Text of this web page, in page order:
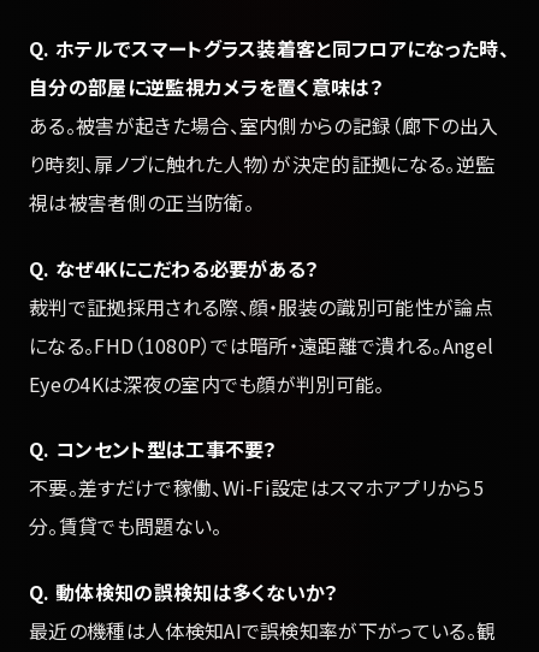
Q. ホテルでスマートグラス装着客と同フロアになった時、
自分の部屋に逆監視カメラを置く意味は？
ある。被害が起きた場合、室内側からの記録（廊下の出入
り時刻、扉ノブに触れた人物）が決定的証拠になる。逆監
視は被害者側の正当防衛。
Q. なぜ4Kにこだわる必要がある？
裁判で証拠採用される際、顔・服装の識別可能性が論点
になる。FHD（1080P）では暗所・遠距離で潰れる。Angel
Eyeの4Kは深夜の室内でも顔が判別可能。
Q. コンセント型は工事不要？
不要。差すだけで稼働、Wi-Fi設定はスマホアプリから5
分。賃貸でも問題ない。
Q. 動体検知の誤検知は多くないか？
最近の機種は人体検知AIで誤検知率が下がっている。観